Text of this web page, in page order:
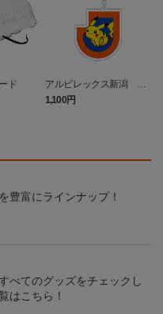
ド
アルビレックス新潟 ピ
カチュウ キーホルダー
1,100円
豊富にラインナップ！
べてのグッズをチェックし
はこちら！